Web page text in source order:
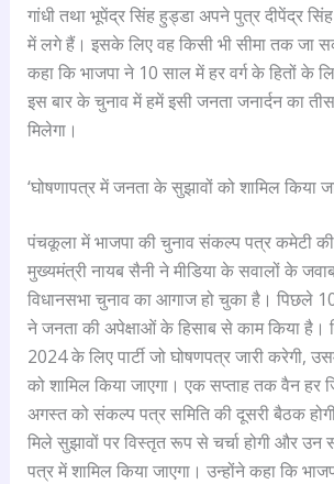
गांधी तथा भूपेंद्र सिंह हुड्डा अपने पुत्र दीपेंद्र
में लगे हैं। इसके लिए वह किसी भी सीमा तक जा
कहा कि भाजपा ने 10 साल में हर वर्ग के हितों के
इस बार के चुनाव में हमें इसी जनता जनार्दन का
मिलेगा।
‘घोषणापत्र में जनता के सुझावों को शामिल किया
पंचकूला में भाजपा की चुनाव संकल्प पत्र कमेटी
मुख्यमंत्री नायब सैनी ने मीडिया के सवालों के
विधानसभा चुनाव का आगाज हो चुका है। पिछले 10
ने जनता की अपेक्षाओं के हिसाब से काम किया है।
2024 के लिए पार्टी जो घोषणपत्र जारी करेगी,
को शामिल किया जाएगा। एक सप्ताह तक वैन हर
अगस्त को संकल्प पत्र समिति की दूसरी बैठक
मिले सुझावों पर विस्तृत रूप से चर्चा होगी और उन
पत्र में शामिल किया जाएगा। उन्होंने कहा कि